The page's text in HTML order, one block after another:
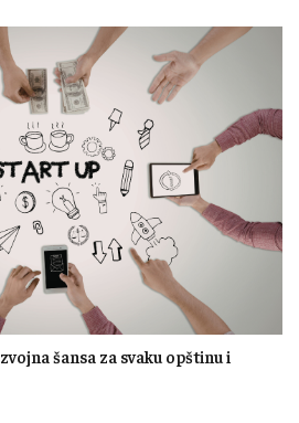
šansa za svaku opštinu i